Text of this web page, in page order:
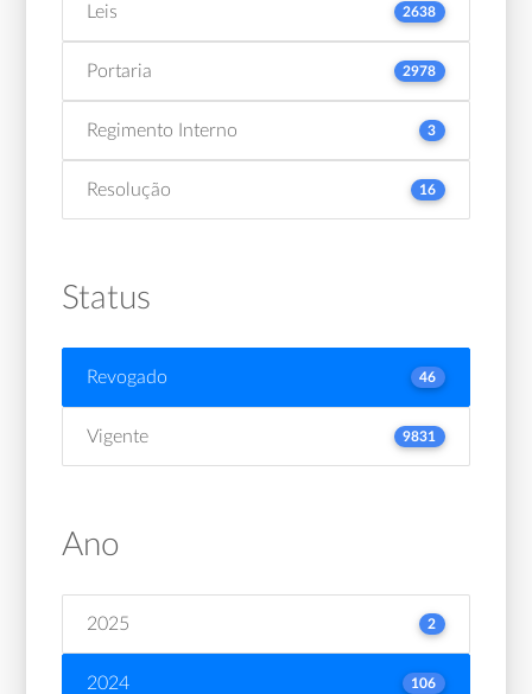
Leis 2638
Portaria 2978
Regimento Interno 3
Resolução 16
Status
Revogado 46
Vigente 9831
Ano
2025 2
2024 106